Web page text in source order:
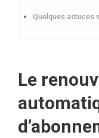
Quelques astuces
Le